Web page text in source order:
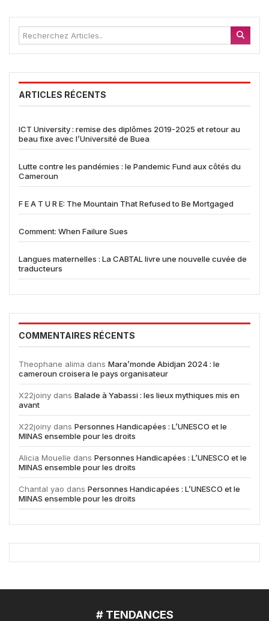
ARTICLES RÉCENTS
ICT University : remise des diplômes 2019-2025 et retour au
beau fixe avec l’Université de Buea
Lutte contre les pandémies : le Pandemic Fund aux côtés du
Cameroun
F E A T U R E: The Mountain That Refused to Be Mortgaged
Comment: When Failure Sues
Langues maternelles : La CABTAL livre une nouvelle cuvée de
traducteurs
COMMENTAIRES RÉCENTS
Theophane alima dans Mara’monde Abidjan 2024 : le
cameroun croisera le pays organisateur
X22joiny dans Balade à Yabassi : les lieux mythiques mis en
avant
X22joiny dans Personnes Handicapées : L’UNESCO et le
MINAS ensemble pour les droits
Alicia Mouelle dans Personnes Handicapées : L’UNESCO et le
MINAS ensemble pour les droits
Chantal yao dans Personnes Handicapées : L’UNESCO et le
MINAS ensemble pour les droits
# TENDANCES